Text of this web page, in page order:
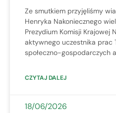
Ze smutkiem przyjęliśmy
Henryka Nakoniecznego
Prezydium Komisji Krajowej
aktywnego uczestnika prac
społeczno-gospodarczych
CZYTAJ DALEJ
18/06/2026